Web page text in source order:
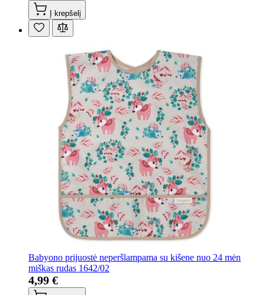
Į krepšelį
Babyono prijuostė neperšlampama su kišene nuo 24 mėn
miškas rudas 1642/02
4,99 €